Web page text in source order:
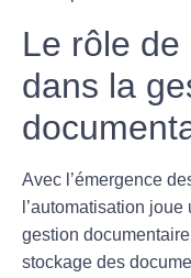
Le rôle de
dans la
Avec l’émergence
l’automatisation joue
gestion
stockage des